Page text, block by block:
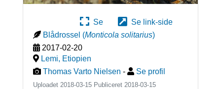
Se
Se link-side
Blådrossel (Monticola solitarius)
2017-02-20
Lemi, Etiopien
Thomas Varto Nielsen - Se profil
Uploadet 2018-03-15 Publiceret 2018-03-15